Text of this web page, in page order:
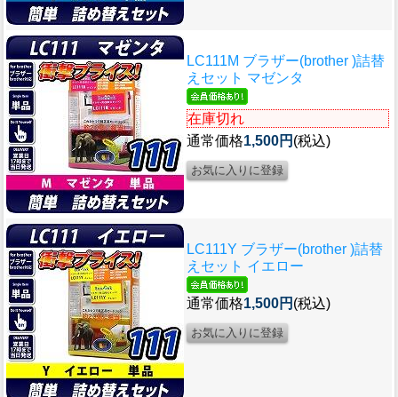
LC111M ブラザー(brother )詰替
えセット マゼンタ
在庫切れ
通常価格1,500円 (税込)
LC111Y ブラザー(brother )詰替
えセット イエロー
通常価格1,500円 (税込)